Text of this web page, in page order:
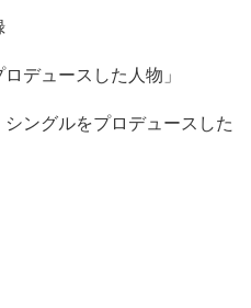
デュースした人物」
シングルをプロデュースした